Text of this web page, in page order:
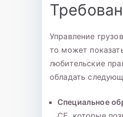
Управление
то может
любительские
обладать
Специальное